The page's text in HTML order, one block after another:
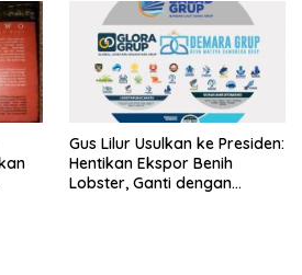
Gus Lilur Usulkan ke Presiden:
Hentikan Ekspor Benih
Lobster, Ganti dengan